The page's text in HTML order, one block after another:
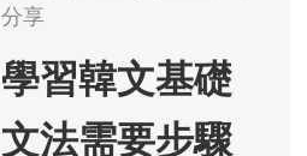
分享
學習韓文基礎
文法需要步驟